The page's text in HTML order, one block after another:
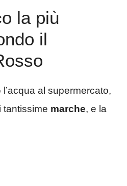
la più
il
al supermercato,
tantissime marche, e la